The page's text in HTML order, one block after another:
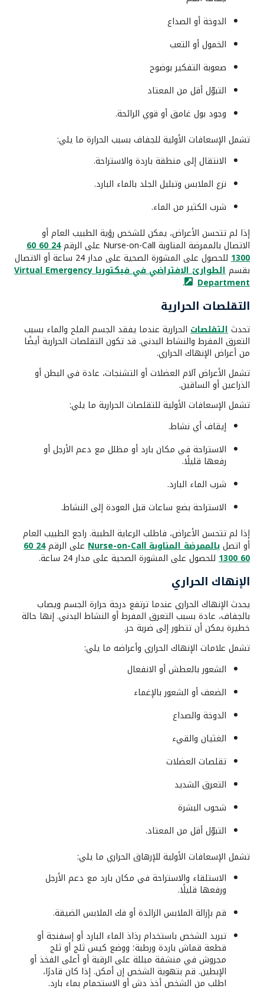
الدوخة أو الصداع
الخمول أو التعب
صعوبة التفكير بوضوح
التبوّل أقل من المعتاد
وجود بول غامق أو قوي الرائحة.
تشمل الإسعافات الأولية للجفاف بسبب الحرارة ما يلي:
الانتقال إلى منطقة باردة والاستراحة.
نزع الملابس وتبليل الجلد بالماء البارد.
شرب الكثير من الماء.
إذا لم تتحسن الأعراض، يمكن للشخص رؤية الطبيب العام أو
الاتصال بالممرضة المناوبة Nurse-on-Call على الرقم 24 60 60
1300 للحصول على المشورة الصحية على مدار 24 ساعة أو الاتصال
بقسمالطوارئ الافتراضي في فيكتوريا Virtual Emergency
Department
.
التقلصات الحرارية
تحدثالتقلصات الحرارية عندما يفقد الجسم الملح والماء بسبب
التعرق المفرط والنشاط البدني. قد تكون التقلصات الحرارية أيضًا
من أعراض الإنهاك الحراري.
تشمل الأعراض آلام العضلات أو التشنجات، عادة في البطن أو
الذراعين أو الساقين.
تشمل الإسعافات الأولية للتقلصات الحرارية ما يلي:
إيقاف أي نشاط.
الاستراحة في مكان بارد أو مظلل مع دعم الأرجل أو
رفعها قليلًا.
شرب الماء البارد.
الاستراحة بضع ساعات قبل العودة إلى النشاط.
إذا لم تتحسن الأعراض، فاطلب الرعاية الطبية. راجع الطبيب العام
أو اتصلبالممرضة المناوبة Nurse-on-Call على الرقم 24 60
60 1300 للحصول على المشورة الصحية على مدار 24 ساعة.
الإنهاك الحراري
يحدث الإنهاك الحراري عندما ترتفع درجة حرارة الجسم ويصاب
بالجفاف، عادة بسبب التعرق المفرط أو النشاط البدني. إنها حالة
خطيرة يمكن أن تتطور إلى ضربة حر.
تشمل علامات الإنهاك الحراري وأعراضه ما يلي:
الشعور بالعطش أو الانفعال
الضعف أو الشعور بالإغماء
الدوخة والصداع
الغثيان والقيء
تقلصات العضلات
التعرق الشديد
شحوب البشرة
التبوّل أقل من المعتاد.
تشمل الإسعافات الأولية للإرهاق الحراري ما يلي:
الاستلقاء والاستراحة في مكان بارد مع دعم الأرجل
ورفعها قليلًا.
قم بإزالة الملابس الزائدة أو فك الملابس الضيقة.
تبريد الشخص باستخدام رذاذ الماء البارد أو إسفنجة أو
قطعة قماش باردة ورطبة؛ ووضع كيس ثلج أو ثلج
مجروش في منشفة مبللة على الرقبة أو أعلى الفخذ أو
الإبطين. قم بتهوية الشخص إن أمكن. إذا كان قادرًا،
اطلب من الشخص أخذ دش أو الاستحمام بماء بارد.